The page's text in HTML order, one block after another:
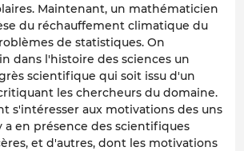
Maintenant, un mathématicien
du réchauffement climatique du
de statistiques. On
dans l'histoire des sciences un
scientifique qui soit issu d'un
les chercheurs du domaine.
s'intéresser aux motivations des uns
a en présence des scientifiques
et d'autres, dont les motivations